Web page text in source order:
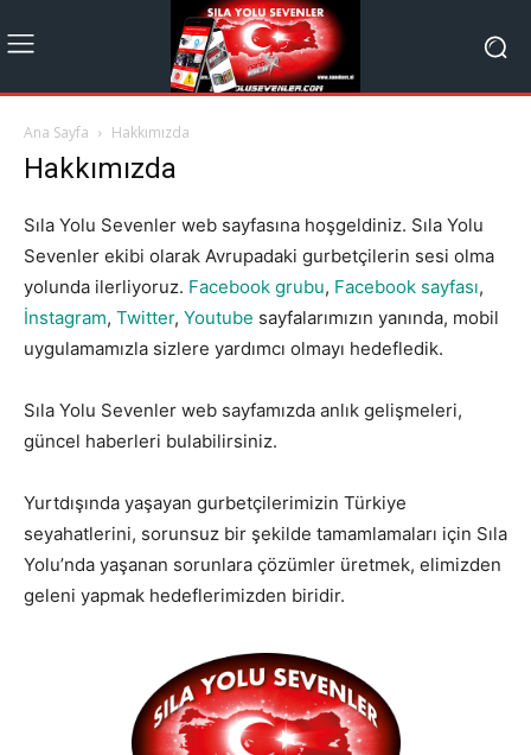
Ana Sayfa Hakkımızda
Hakkımızda
Sıla Yolu Sevenler web sayfasına hoşgeldiniz. Sıla Yolu
Sevenler ekibi olarak Avrupadaki gurbetçilerin sesi olma
yolunda ilerliyoruz. Facebook grubu, Facebook sayfası,
İnstagram, Twitter, Youtube sayfalarımızın yanında, mobil
uygulamamızla sizlere yardımcı olmayı hedefledik.
Sıla Yolu Sevenler web sayfamızda anlık gelişmeleri,
güncel haberleri bulabilirsiniz.
Yurtdışında yaşayan gurbetçilerimizin Türkiye
seyahatlerini, sorunsuz bir şekilde tamamlamaları için Sıla
Yolu’nda yaşanan sorunlara çözümler üretmek, elimizden
geleni yapmak hedeflerimizden biridir.